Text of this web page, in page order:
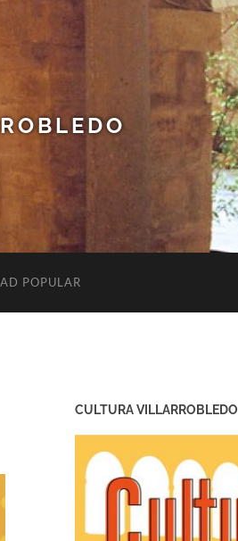
POPULAR
CULTURA VILLARROBLEDO